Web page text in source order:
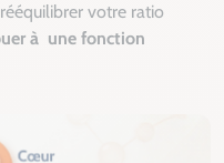
votre ratio
à une fonction